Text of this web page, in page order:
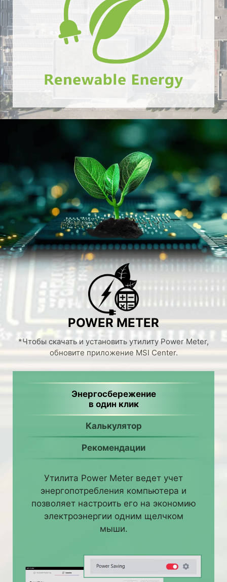
POWER METER
*Чтобы скачать и установить утилиту Power Meter,
обновите приложение MSI Center.
Энергосбережение
в один клик
Калькулятор
Рекомендации
Утилита Power Meter ведет учет
энергопотребления компьютера и
позволяет настроить его на экономию
электроэнергии одним щелчком
мыши.